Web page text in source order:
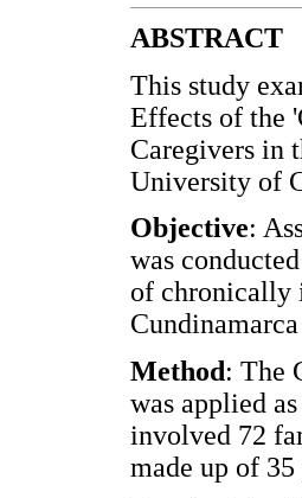
ABSTRACT
This study
Effects of the
Caregivers in
University of
Objective:
was
of chronically
Method: The
was applied
involved 72
made up of